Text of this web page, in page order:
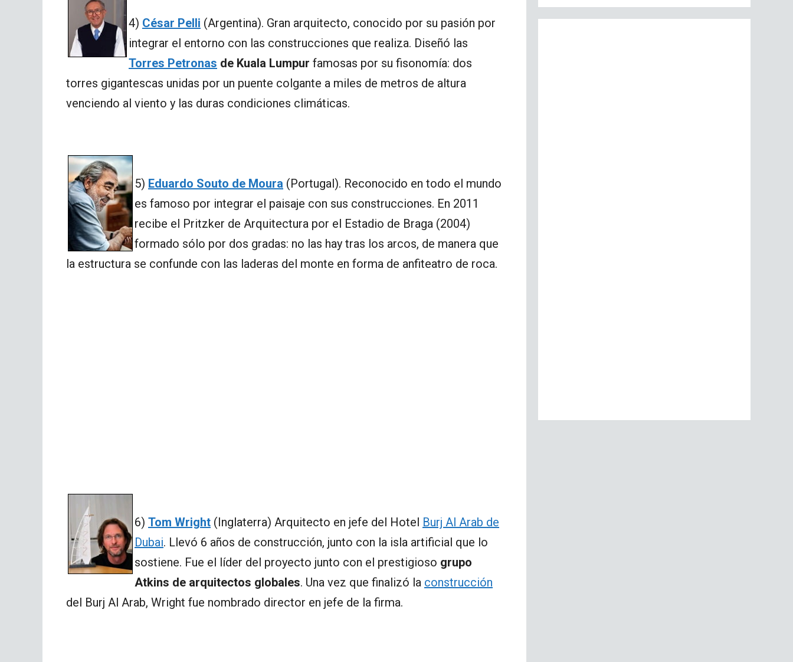
4) César Pelli (Argentina). Gran arquitecto, conocido por su pasión por
integrar el entorno con las construcciones que realiza. Diseñó las
Torres Petronas de Kuala Lumpur famosas por su fisonomía: dos
torres gigantescas unidas por un puente colgante a miles de metros de altura
venciendo al viento y las duras condiciones climáticas.
5) Eduardo Souto de Moura (Portugal). Reconocido en todo el mundo
es famoso por integrar el paisaje con sus construcciones. En 2011
recibe el Pritzker de Arquitectura por el Estadio de Braga (2004)
formado sólo por dos gradas: no las hay tras los arcos, de manera que
la estructura se confunde con las laderas del monte en forma de anfiteatro de roca.
6) Tom Wright (Inglaterra) Arquitecto en jefe del Hotel Burj Al Arab de
Dubai. Llevó 6 años de construcción, junto con la isla artificial que lo
sostiene. Fue el líder del proyecto junto con el prestigioso grupo
Atkins de arquitectos globales. Una vez que finalizó la construcción
del Burj Al Arab, Wright fue nombrado director en jefe de la firma.